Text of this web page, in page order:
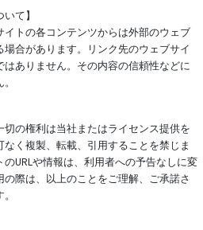
て】
トの各コンテンツからは外部のウェブ
合があります。リンク先のウェブサイ
はありません。その内容の信頼性などに
の権利は当社またはライセンス提供を
く複製、転載、引用することを禁じま
URLや情報は、利用者への予告なしに変
際は、以上のことをご理解、ご承諾さ